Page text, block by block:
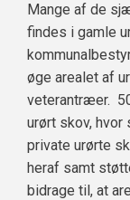
Mange af de
findes i gamle
øge arealet af
veterantræer.
urørt skov,
private urørte
heraf samt
bidrage til, at